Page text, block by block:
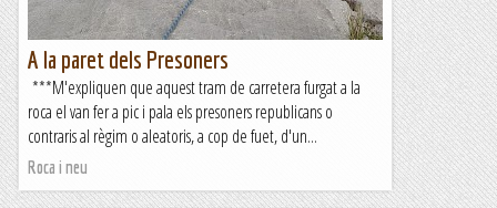
A la paret dels Presoners
***M'expliquen que aquest tram de carretera furgat a la
roca el van fer a pic i pala els presoners republicans o
contraris al règim o aleatoris, a cop de fuet, d'un...
Roca i neu